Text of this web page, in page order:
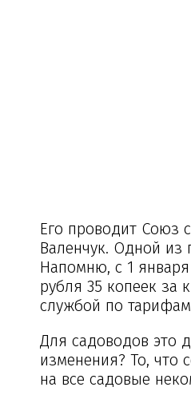
Его проводит Союз
Валенчук. Одной из
Напомню, с 1
рубля 35 копеек за
службой по
Для садоводов это
изменения? То, что
на все садовые